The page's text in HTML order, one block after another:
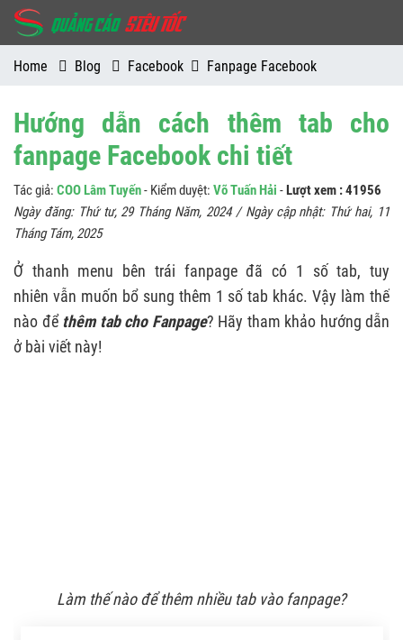
Home Blog Facebook Fanpage Facebook
Hướng dẫn cách thêm tab cho
fanpage Facebook chi tiết
Tác giả: COO Lâm Tuyến- Kiểm duyệt: Võ Tuấn Hải -Lượt xem : 41956
Ngày đăng: Thứ tư, 29 Tháng Năm, 2024/ Ngày cập nhật: Thứ hai, 11
Tháng Tám, 2025
Ở thanh menu bên trái fanpage đã có 1 số tab, tuy
nhiên vẫn muốn bổ sung thêm 1 số tab khác. Vậy làm thế
nào đểthêm tab cho Fanpage? Hãy tham khảo hướng dẫn
ở bài viết này!
Làm thế nào để thêm nhiều tab vào fanpage?